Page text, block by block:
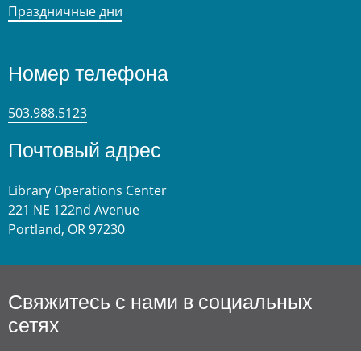
Праздничные дни
Номер телефона
503.988.5123
Почтовый адрес
Library Operations Center
221 NE 122nd Avenue
Portland, OR 97230
Свяжитесь с нами в социальных
сетях